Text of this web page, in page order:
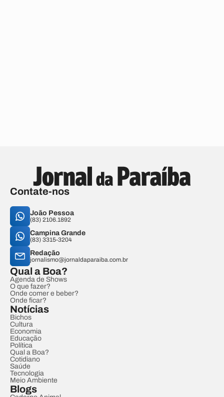
Contate-nos
João Pessoa
(83) 2106.1892
Campina Grande
(83) 3315-3204
Redação
jornalismo@jornaldaparaiba.com.br
Qual a Boa?
Agenda de Shows
O que fazer?
Onde comer e beber?
Onde ficar?
Notícias
Bichos
Cultura
Economia
Educação
Política
Qual a Boa?
Cotidiano
Saúde
Tecnologia
Meio Ambiente
Blogs